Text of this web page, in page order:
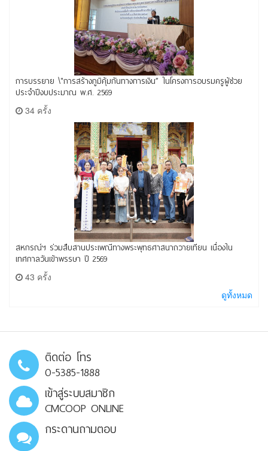
การบรรยาย \"การสร้างภูมิคุ้มกันทางการเงิน” ในโครงการอบรมครูผู้ช่วย
ประจำปีงบประมาณ พ.ศ. 2569
34 ครั้ง
สหกรณ์ฯ ร่วมสืบสานประเพณีทางพระพุทธศาสนาถวายเทียน เนื่องใน
เทศกาลวันเข้าพรรษา ปี 2569
43 ครั้ง
ดูทั้งหมด
ติดต่อ โทร
0-5385-1888
เข้าสู่ระบบสมาชิก
CMCOOP ONLINE
กระดานถามตอบ